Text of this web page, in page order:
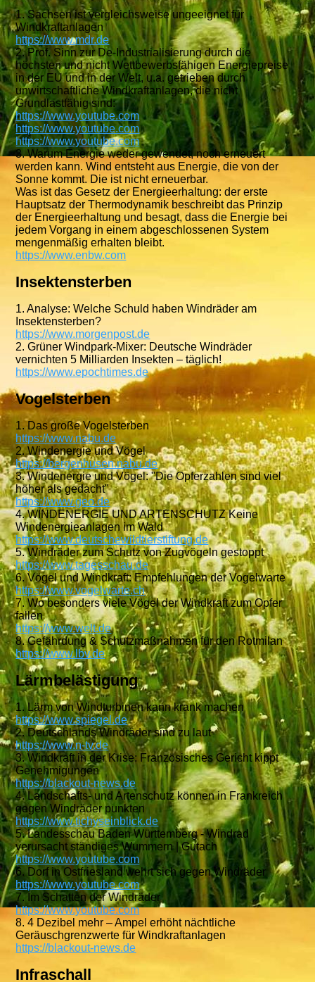
1. Sachsen ist vergleichsweise ungeeignet für
Windkraftanlagen
https://www.mdr.de
2. Prof. Sinn zur De-Industrialisierung durch die
höchsten und nicht Wettbewerbsfähigen Energiepreise
in der EU und in der Welt, u.a. getrieben durch
unwirtschaftliche Windkraftanlagen, die nicht
Grundlastfähig sind:
https://www.youtube.com
https://www.youtube.com
https://www.youtube.com
3. Warum Energie weder gewendet, noch erneuert
werden kann. Wind entsteht aus Energie, die von der
Sonne kommt. Die ist nicht erneuerbar.
Was ist das Gesetz der Energieerhaltung: der erste
Hauptsatz der Thermodynamik beschreibt das Prinzip
der Energieerhaltung und besagt, dass die Energie bei
jedem Vorgang in einem abgeschlossenen System
mengenmäßig erhalten bleibt.
https://www.enbw.com
Insektensterben
1. Analyse: Welche Schuld haben Windräder am
Insektensterben?
https://www.morgenpost.de
2. Grüner Windpark-Mixer: Deutsche Windräder
vernichten 5 Milliarden Insekten – täglich!
https://www.epochtimes.de
Vogelsterben
1. Das große Vogelsterben
https://www.nabu.de
2. Windenergie und Vögel
https://bergenhusen.nabu.de
3. Windenergie und Vögel: "Die Opferzahlen sind viel
höher als gedacht"
https://www.geo.de
4. WINDENERGIE UND ARTENSCHUTZ Keine
Windenergieanlagen im Wald
https://www.deutschewildtierstiftung.de
5. Windräder zum Schutz von Zugvögeln gestoppt
https://www.tagesschau.de
6. Vögel und Windkraft: Empfehlungen der Vogelwarte
https://www.vogelwarte.ch
7. Wo besonders viele Vögel der Windkraft zum Opfer
fallen
https://www.welt.de
8. Gefährdung & Schutzmaßnahmen für den Rotmilan
https://www.lbv.de
Lärmbelästigung
1. Lärm von Windturbinen kann krank machen
https://www.spiegel.de
2. Deutschlands Windräder sind zu laut
https://www.n-tv.de
3. Windkraft in der Krise: Französisches Gericht kippt
Genehmigungen
https://blackout-news.de
4. Landschafts- und Artenschutz können in Frankreich
gegen Windräder punkten
https://www.tichyseinblick.de
5. Landesschau Baden Württemberg - Windrad
verursacht ständiges Wummern | Gutach
https://www.youtube.com
6. Dorf in Ostfriesland wehrt sich gegen Windräder
https://www.youtube.com
7. Im Schatten der Windräder
https://www.youtube.com
8. 4 Dezibel mehr – Ampel erhöht nächtliche
Geräuschgrenzwerte für Windkraftanlagen
https://blackout-news.de
Infraschall